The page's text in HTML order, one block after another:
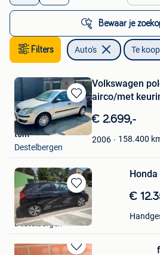
Bewaar je
Filters Auto's Te koop
Bewaren
in
Mijn
Favorieten
Volkswagen
airco/met
€ 2.699,-
2006 158.400
tom
Destelbergen
Bewaren
in
Mijn
Favorieten
€
Debby Goedgebuer
Destelbergen